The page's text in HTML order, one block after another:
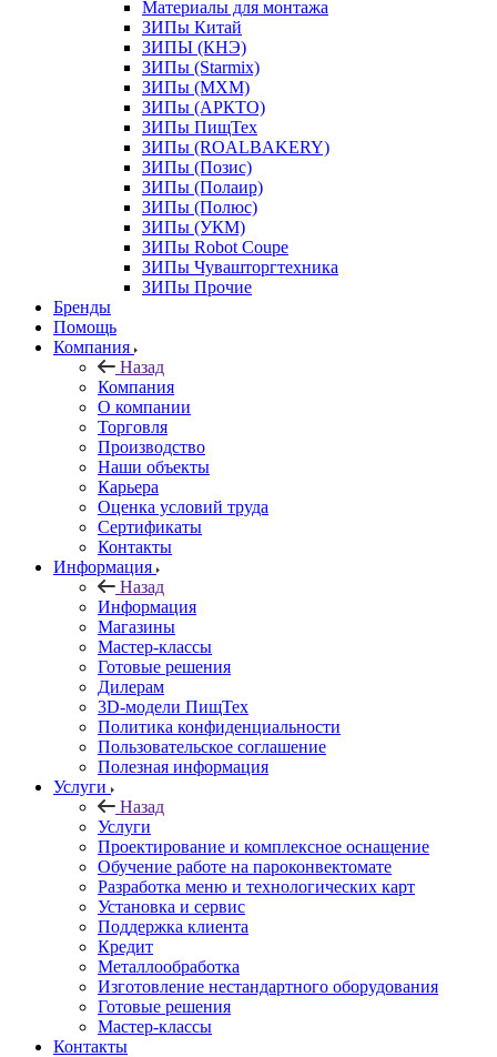
Материалы для монтажа
ЗИПы Китай
ЗИПЫ (КНЭ)
ЗИПы (Starmix)
ЗИПы (МХМ)
ЗИПы (АРКТО)
ЗИПы ПищТех
ЗИПы (ROALBAKERY)
ЗИПы (Позис)
ЗИПы (Полаир)
ЗИПы (Полюс)
ЗИПы (УКМ)
ЗИПы Robot Coupe
ЗИПы Чувашторгтехника
ЗИПы Прочие
Бренды
Помощь
Компания
Назад
Компания
О компании
Торговля
Производство
Наши объекты
Карьера
Оценка условий труда
Сертификаты
Контакты
Информация
Назад
Информация
Магазины
Мастер-классы
Готовые решения
Дилерам
3D-модели ПищТех
Политика конфиденциальности
Пользовательское соглашение
Полезная информация
Услуги
Назад
Услуги
Проектирование и комплексное оснащение
Обучение работе на пароконвектомате
Разработка меню и технологических карт
Установка и сервис
Поддержка клиента
Кредит
Металлообработка
Изготовление нестандартного оборудования
Готовые решения
Мастер-классы
Контакты